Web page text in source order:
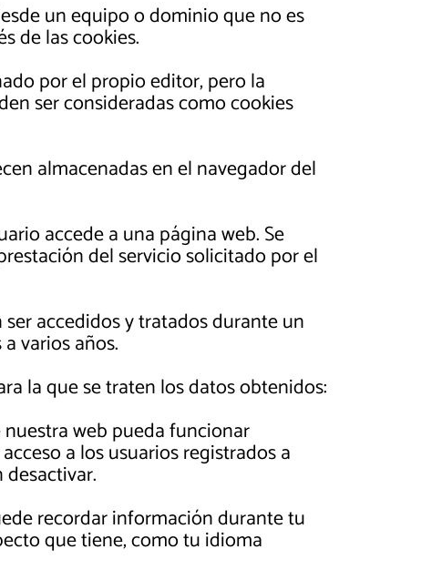
un equipo o dominio que no es
de las cookies.
por el propio editor, pero la
ser consideradas como cookies
almacenadas en el navegador del
accede a una página web. Se
del servicio solicitado por el
accedidos y tratados durante un
varios años.
la que se traten los datos obtenidos:
nuestra web pueda funcionar
a los usuarios registrados a
recordar información durante tu
que tiene, como tu idioma